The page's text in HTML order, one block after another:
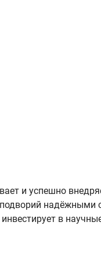
и успешно
подворий
в